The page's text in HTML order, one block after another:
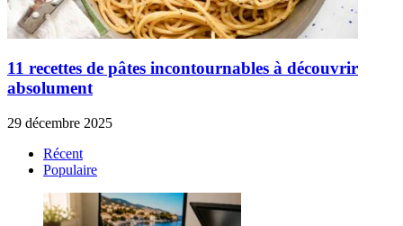
11 recettes de pâtes incontournables à découvrir
absolument
29 décembre 2025
Récent
Populaire